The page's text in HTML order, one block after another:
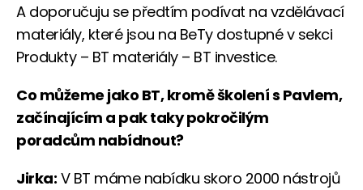
A doporučuju se předtím podívat na vzdělávací
materiály, které jsou na BeTy dostupné v sekci
Produkty – BT materiály – BT investice.
Co můžeme jako BT, kromě školení s Pavlem,
začínajícím a pak taky pokročilým
poradcům nabídnout?
Jirka: V BT máme nabídku skoro 2000 nástrojů